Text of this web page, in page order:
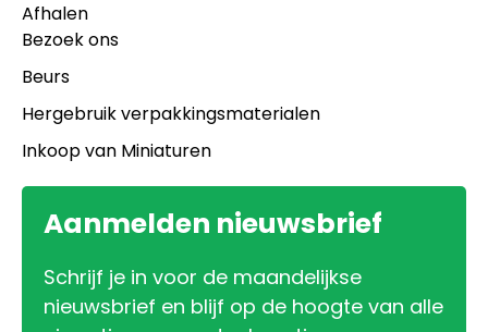
Afhalen
Bezoek ons
Beurs
Hergebruik verpakkingsmaterialen
Inkoop van Miniaturen
Aanmelden nieuwsbrief
Schrijf je in voor de maandelijkse
nieuwsbrief en blijf op de hoogte van alle